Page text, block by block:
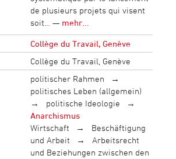
de plusieurs projets qui visent
soit… — mehr...
Collège du Travail, Genève
Collège du Travail, Genève
politischer Rahmen
politisches Leben (allgemein)
politische Ideologie
Anarchismus
Wirtschaft
Beschäftigung
und Arbeit
Arbeitsrecht
und Beziehungen zwischen den